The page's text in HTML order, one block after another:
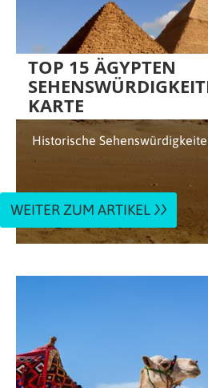
TOP 15 ÄGYPTEN
KARTE
Historische
WEITER ZUM ARTIKEL